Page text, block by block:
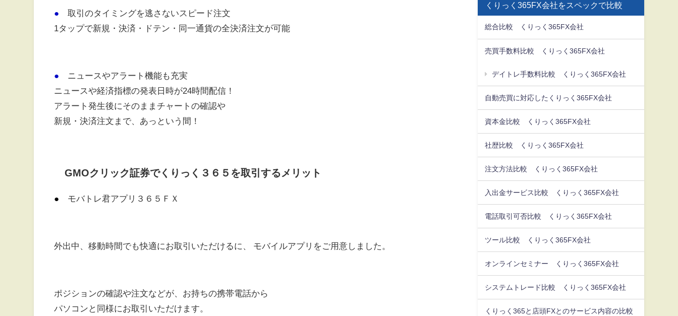
● 取引のタイミングを逃さないスピード注文
1タップで新規・決済・ドテン・同一通貨の全決済注文が可能
● ニュースやアラート機能も充実
ニュースや経済指標の発表日時が24時間配信！
アラート発生後にそのままチャートの確認や
新規・決済注文まで、あっという間！
GMOクリック証券でくりっく３６５を取引するメリット
● モバトレ君アプリ３６５ＦＸ
外出中、移動時間でも快適にお取引いただけるに、 モバイルアプリをご用意しました。
ポジションの確認や注文などが、お持ちの携帯電話から
パソコンと同様にお取引いただけます。
くりっく365FX会社をスペックで比較
総合比較 くりっく365FX会社
売買手数料比較 くりっく365FX会社
デイトレ手数料比較 くりっく365FX会社
自動売買に対応したくりっく365FX会社
資本金比較 くりっく365FX会社
社歴比較 くりっく365FX会社
注文方法比較 くりっく365FX会社
入出金サービス比較 くりっく365FX会社
電話取引可否比較 くりっく365FX会社
ツール比較 くりっく365FX会社
オンラインセミナー くりっく365FX会社
システムトレード比較 くりっく365FX会社
くりっく365と店頭FXとのサービス内容の比較